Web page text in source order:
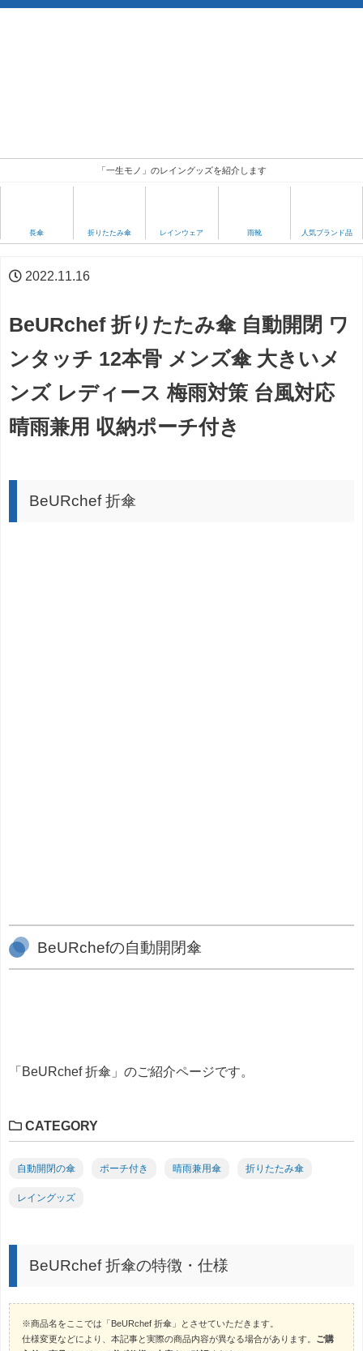
「一生モノ」のレイングッズを紹介します
長傘 折りたたみ傘 レインウェア 雨靴 人気ブランド品
2022.11.16
BeURchef 折りたたみ傘 自動開閉 ワ
ンタッチ 12本骨 メンズ傘 大きいメ
ンズ レディース 梅雨対策 台風対応
晴雨兼用 収納ポーチ付き
BeURchef 折傘
BeURchefの自動開閉傘
「BeURchef 折傘」のご紹介ページです。
CATEGORY
自動開閉の傘 ポーチ付き 晴雨兼用傘 折りたたみ傘
レイングッズ
BeURchef 折傘の特徴・仕様
※商品名をここでは「BeURchef 折傘」とさせていただきます。
仕様変更などにより、本記事と実際の商品内容が異なる場合があります。 ご購